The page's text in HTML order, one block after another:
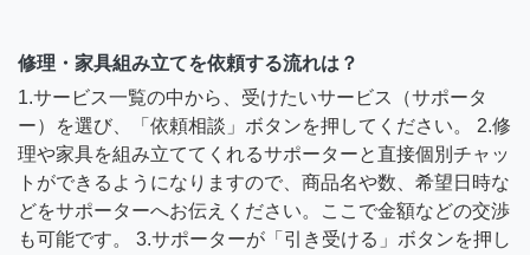
修理・家具組み立てを依頼する流れは？
1.サービス一覧の中から、受けたいサービス（サポータ
ー）を選び、「依頼相談」ボタンを押してください。 2.修
理や家具を組み立ててくれるサポーターと直接個別チャッ
トができるようになりますので、商品名や数、希望日時な
どをサポーターへお伝えください。ここで金額などの交渉
も可能です。 3.サポーターが「引き受ける」ボタンを押し